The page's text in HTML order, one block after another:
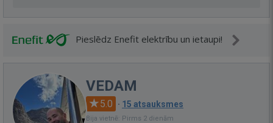
Pieslēdz Enefit elektrību un ietaupi!
VEDAM
5.0 · 15 atsauksmes
Bija vietnē: Pirms 2 dienām